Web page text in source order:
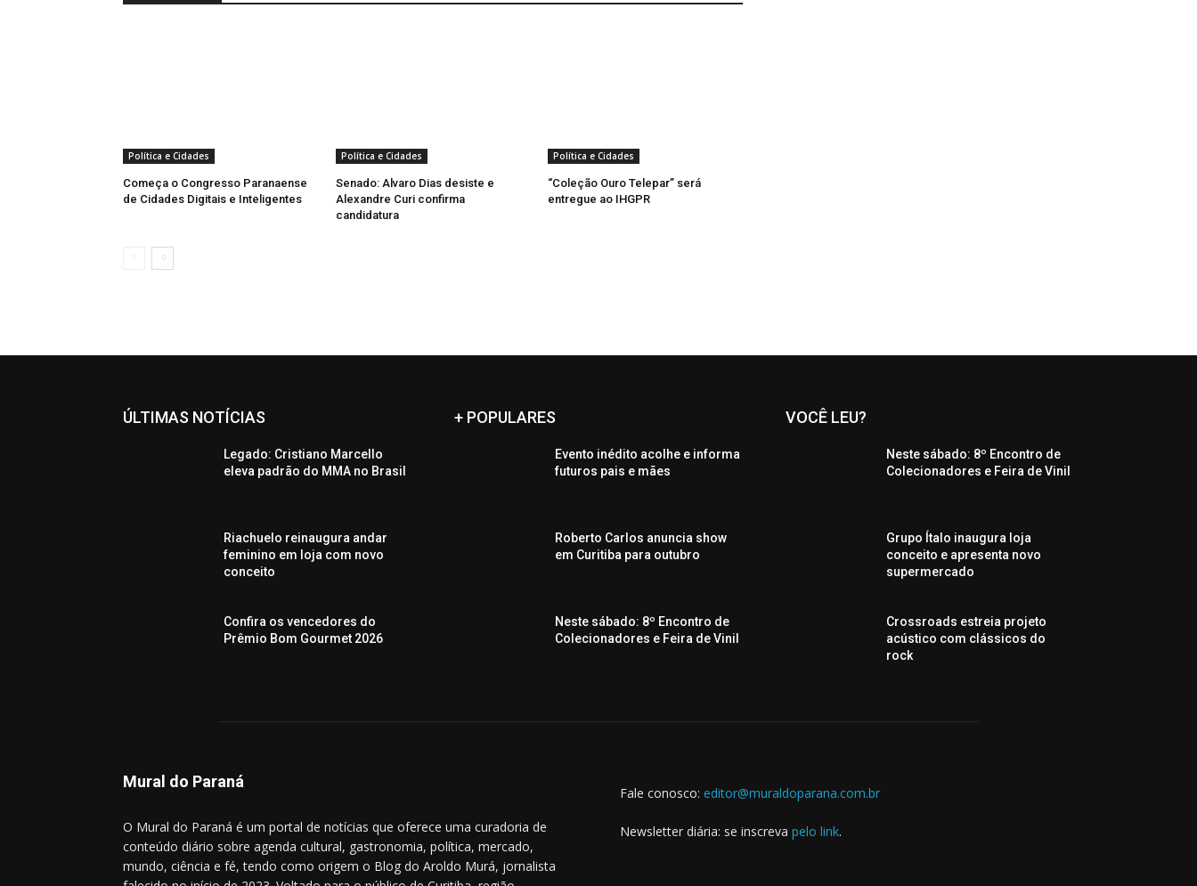
Política e Cidades
Começa o Congresso Paranaense
de Cidades Digitais e Inteligentes
Política e Cidades
Senado: Alvaro Dias desiste e
Alexandre Curi confirma
candidatura
Política e Cidades
“Coleção Ouro Telepar” será
entregue ao IHGPR
ÚLTIMAS NOTÍCIAS
Legado: Cristiano Marcello
eleva padrão do MMA no Brasil
Riachuelo reinaugura andar
feminino em loja com novo
conceito
Confira os vencedores do
Prêmio Bom Gourmet 2026
+ POPULARES
Evento inédito acolhe e informa
futuros pais e mães
Roberto Carlos anuncia show
em Curitiba para outubro
Neste sábado: 8º Encontro de
Colecionadores e Feira de Vinil
VOCÊ LEU?
Neste sábado: 8º Encontro de
Colecionadores e Feira de Vinil
Grupo Ítalo inaugura loja
conceito e apresenta novo
supermercado
Crossroads estreia projeto
acústico com clássicos do
rock
Mural do Paraná
O Mural do Paraná é um portal de notícias que oferece uma curadoria de
conteúdo diário sobre agenda cultural, gastronomia, política, mercado,
mundo, ciência e fé, tendo como origem o Blog do Aroldo Murá, jornalista
Fale conosco: editor@muraldoparana.com.br
Newsletter diária: se inscreva pelo link.